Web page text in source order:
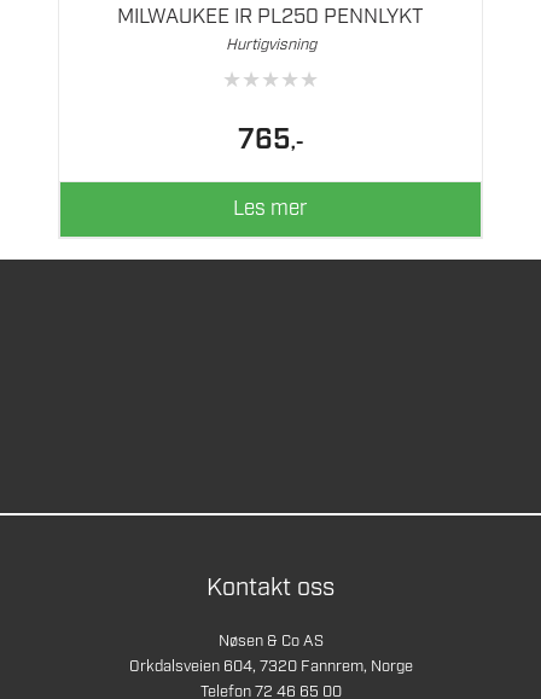
MILWAUKEE IR PL250 PENNLYKT
Hurtigvisning
★★★★★
765,-
Les mer
Kontakt oss
Nøsen & Co AS
Orkdalsveien 604, 7320 Fannrem, Norge
Telefon 72 46 65 00